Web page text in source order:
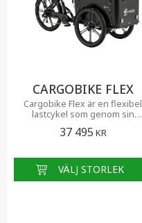
CARGOBIKE FLEX
Cargobike Flex är en flexibel
lastcykel som genom sin
familjer som verksamheter
37 495 KR